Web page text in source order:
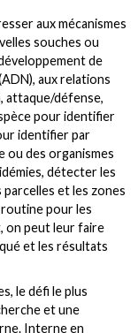
aux mécanismes
souches ou
de
aux relations
attaque/défense,
pour identifier
identifier par
ou des organismes
détecter les
et les zones
routine pour les
on peut leur faire
et les résultats
le défi le plus
et une
Interne en